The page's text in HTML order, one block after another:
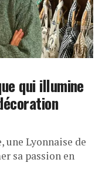
qui illumine
Lyonnaise de
sa passion en